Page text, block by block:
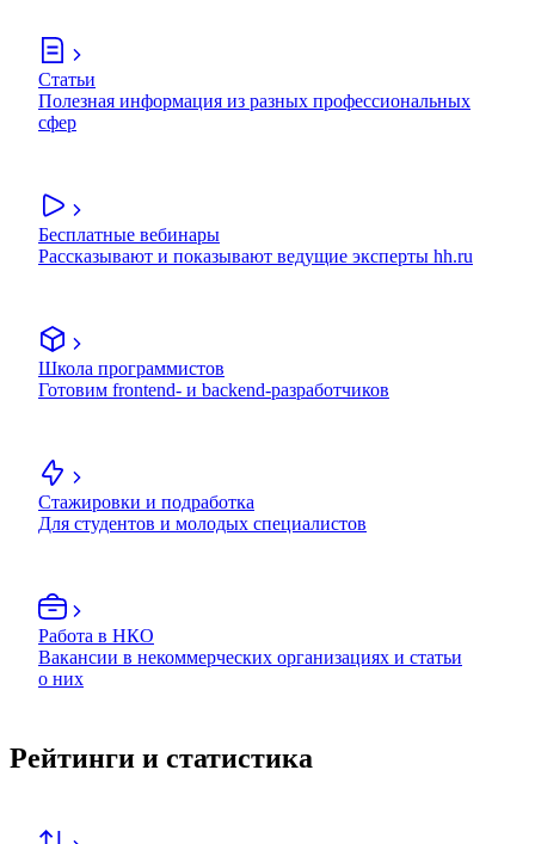
Статьи
Полезная информация из разных профессиональных
сфер
Бесплатные вебинары
Рассказывают и показывают ведущие эксперты hh.ru
Школа программистов
Готовим frontend- и backend-разработчиков
Стажировки и подработка
Для студентов и молодых специалистов
Работа в НКО
Вакансии в некоммерческих организациях и статьи
о них
Рейтинги и статистика